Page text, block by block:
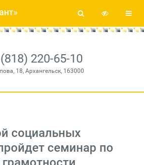
220-65-10
18, Архангельск, 163000
социальных
семинар по